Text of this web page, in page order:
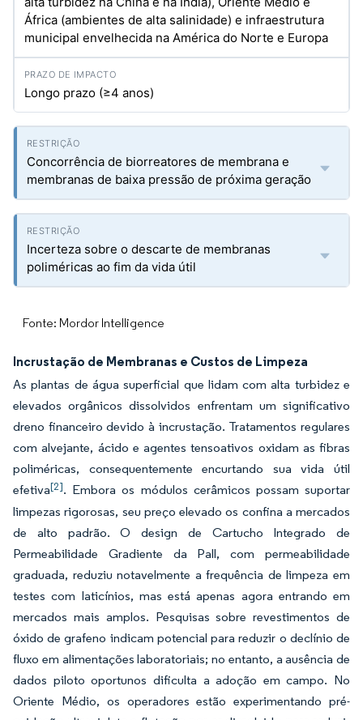
África (ambientes de alta salinidade) e infraestrutura
municipal envelhecida na América do Norte e Europa
Longo prazo (≥4 anos)
Concorrência de biorreatores de membrana e
membranas de baixa pressão de próxima geração
Incerteza sobre o descarte de membranas
poliméricas ao fim da vida útil
Fonte: Mordor Intelligence
Incrustação de Membranas e Custos de Limpeza
As plantas de água superficial que lidam com alta turbidez e
elevados orgânicos dissolvidos enfrentam um significativo
dreno financeiro devido à incrustação. Tratamentos regulares
com alvejante, ácido e agentes tensoativos oxidam as fibras
poliméricas, consequentemente encurtando sua vida útil
efetiva[2]. Embora os módulos cerâmicos possam suportar
limpezas rigorosas, seu preço elevado os confina a mercados
de alto padrão. O design de Cartucho Integrado de
Permeabilidade Gradiente da Pall, com permeabilidade
graduada, reduziu notavelmente a frequência de limpeza em
testes com laticínios, mas está apenas agora entrando em
mercados mais amplos. Pesquisas sobre revestimentos de
óxido de grafeno indicam potencial para reduzir o declínio de
fluxo em alimentações laboratoriais; no entanto, a ausência de
dados piloto oportunos dificulta a adoção em campo. No
Oriente Médio, os operadores estão experimentando pré-